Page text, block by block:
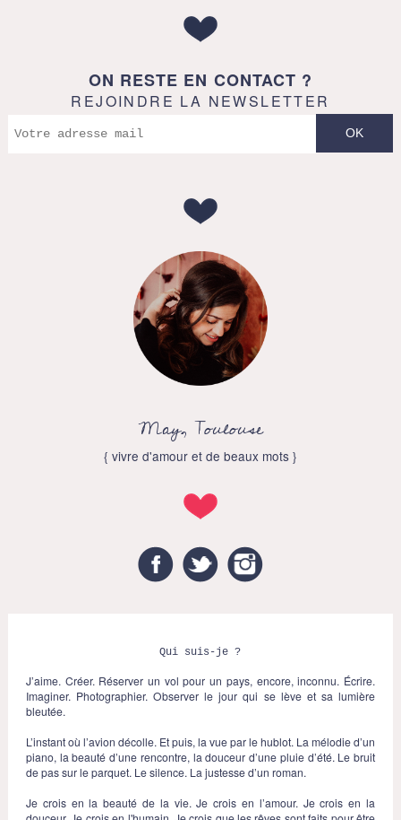
ON RESTE EN CONTACT ?
REJOINDRE LA NEWSLETTER
May, Toulouse
{ vivre d'amour et de beaux mots }
FacebookTwitter
Qui suis-je ?
J’aime. Créer. Réserver un vol pour un pays, encore, inconnu. Écrire.
Imaginer. Photographier. Observer le jour qui se lève et sa lumière
bleutée.
L’instant où l’avion décolle. Et puis, la vue par le hublot. La mélodie d’un
piano, la beauté d’une rencontre, la douceur d’une pluie d’été. Le bruit
de pas sur le parquet. Le silence. La justesse d’un roman.
Je crois en la beauté de la vie. Je crois en l’amour. Je crois en la